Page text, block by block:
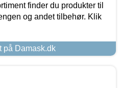
finder du produkter til
og andet tilbehør. Klik
på Damask.dk